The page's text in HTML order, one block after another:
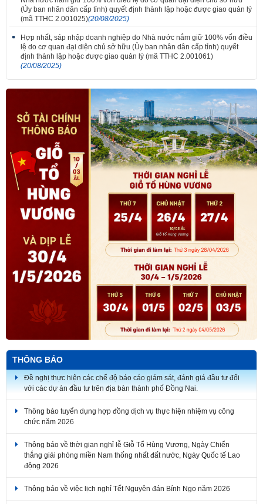
(Ủy ban nhân dân cấp tỉnh) quyết định thành lập hoặc được giao quản lý
(mã TTHC 2.001025)(20/08/2025)
Hợp nhất, sáp nhập doanh nghiệp do Nhà nước nắm giữ 100% vốn điều
lệ do cơ quan đại diện chủ sở hữu (Ủy ban nhân dân cấp tỉnh) quyết
định thành lập hoặc được giao quản lý (mã TTHC 2.001061)
(20/08/2025)
THÔNG BÁO
Đề nghị thực hiện các chế độ báo cáo giám sát, đánh giá đầu tư đối
với các dự án đầu tư trên địa bàn thành phố Đồng Nai.
chức năm 2026
thắng giải phóng miền Nam thống nhất đất nước, Ngày Quốc tế Lao
động 2026